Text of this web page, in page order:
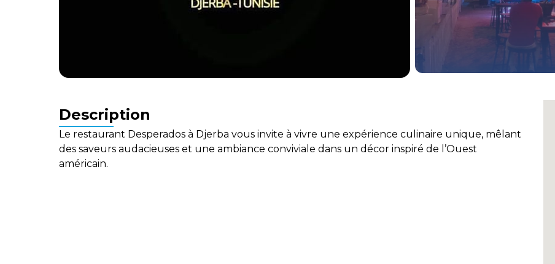
Description
Le restaurant Desperados à Djerba vous invite à vivre une expérience culinaire unique, mêlant
des saveurs audacieuses et une ambiance conviviale dans un décor inspiré de l’Ouest
américain.